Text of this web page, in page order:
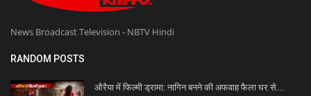
News Broadcast Television - NBTV Hindi
RANDOM POSTS
औरैया में फिल्मी ड्रामा: नागिन बनने की अफवाह फैला घर से...